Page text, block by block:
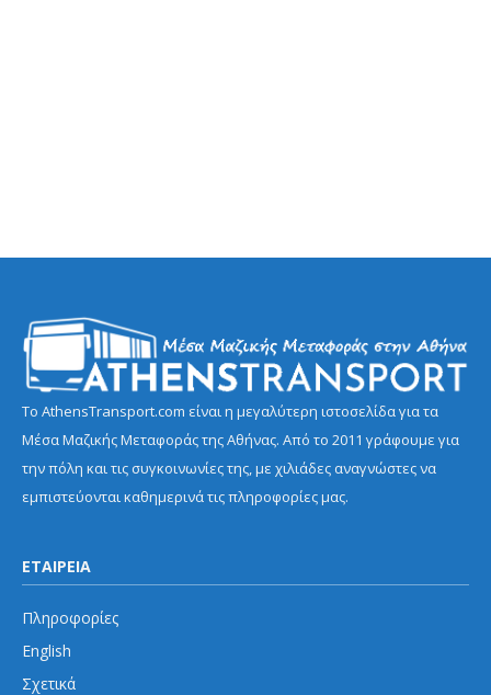
Το AthensTransport.com είναι η μεγαλύτερη ιστοσελίδα για τα
Μέσα Μαζικής Μεταφοράς της Αθήνας. Από το 2011 γράφουμε για
την πόλη και τις συγκοινωνίες της, με χιλιάδες αναγνώστες να
εμπιστεύονται καθημερινά τις πληροφορίες μας.
ΕΤΑΙΡΕΙΑ
Πληροφορίες
English
Σχετικά